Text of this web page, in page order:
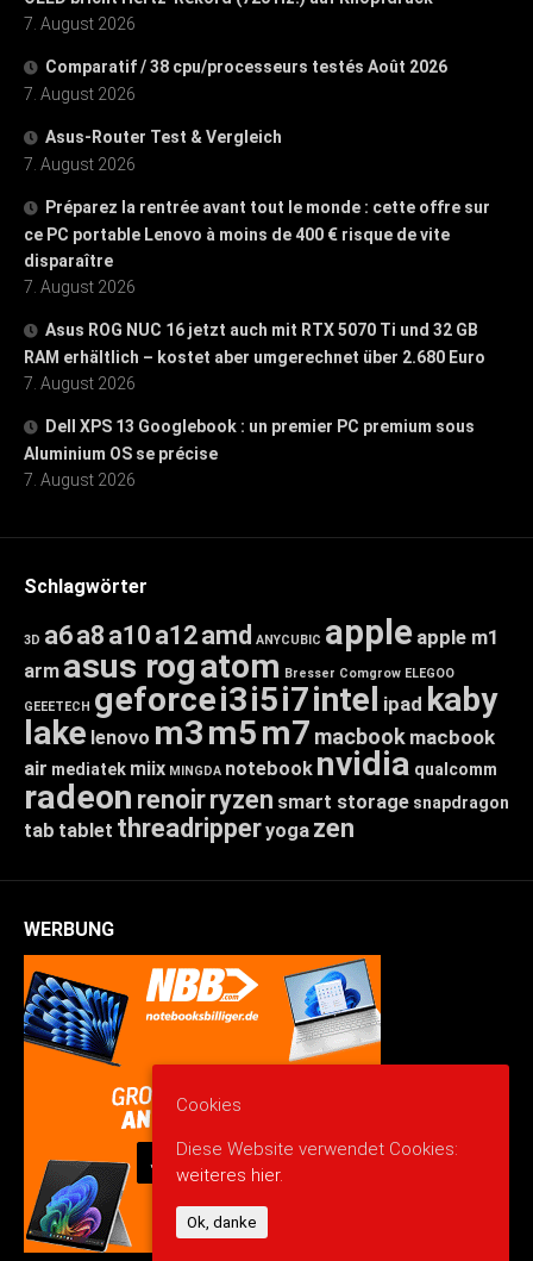
7. August 2026
Comparatif / 38 cpu/processeurs testés Août 2026
7. August 2026
Asus-Router Test & Vergleich
7. August 2026
Préparez la rentrée avant tout le monde : cette offre sur
ce PC portable Lenovo à moins de 400 € risque de vite
disparaître
7. August 2026
Asus ROG NUC 16 jetzt auch mit RTX 5070 Ti und 32 GB
RAM erhältlich – kostet aber umgerechnet über 2.680 Euro
7. August 2026
Dell XPS 13 Googlebook : un premier PC premium sous
Aluminium OS se précise
7. August 2026
Schlagwörter
3D a6a8 a10 a12amd ANYCUBIC apple apple m1
arm asus rogatom Bresser Comgrow ELEGOO
GEEETECH geforcei3i5i7intel ipad kaby
lake lenovo m3m5m7 macbook macbook
air mediatek miix MINGDA notebook nvidia qualcomm
radeon renoirryzen smart storage snapdragon
tab tablet threadripperyoga zen
WERBUNG
Cookies
Diese Website verwendet Cookies:
weiteres hier.
Ok, danke